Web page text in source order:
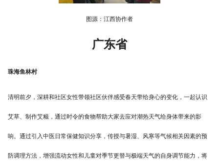
图源：江西协作者
广东省
珠海鱼林村
清明前夕，深耕和社区女性带领社区伙伴感受春天带给身心的变化，一起认识
艾草、制作艾糍，通过时令的食物帮助大家去应对潮热天气给身体带来的影
响。通过引入中医日常保健知识分享，传授与暑湿、风寒等气候相关因素的预
防调理方法，增强流动女性和儿童对季节更替与极端天气的自身调节能力，将